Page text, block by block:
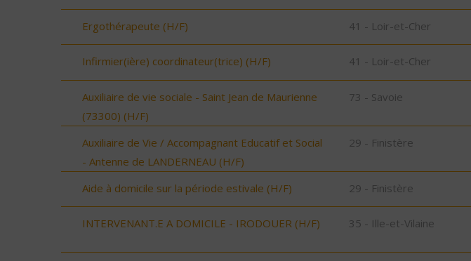
Ergothérapeute (H/F) 41 - Loir-et-Cher
Infirmier(ière) coordinateur(trice) (H/F) 41 - Loir-et-Cher
Auxiliaire de vie sociale - Saint Jean de Maurienne
(73300) (H/F)
73 - Savoie
Auxiliaire de Vie / Accompagnant Educatif et Social
- Antenne de LANDERNEAU (H/F)
29 - Finistère
Aide à domicile sur la période estivale (H/F) 29 - Finistère
INTERVENANT.E A DOMICILE - IRODOUER (H/F) 35 - Ille-et-Vilaine